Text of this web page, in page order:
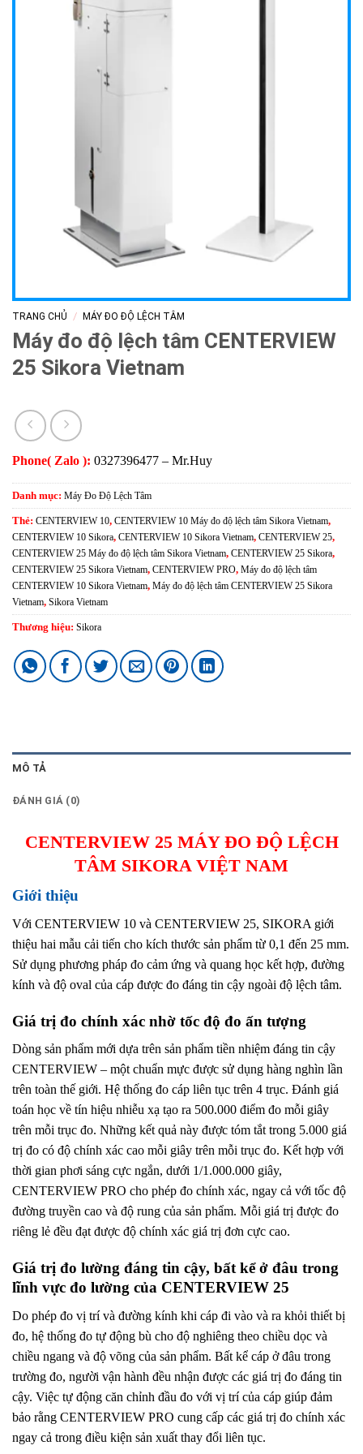
TRANG CHỦ / MÁY ĐO ĐỘ LỆCH TÂM
Máy đo độ lệch tâm CENTERVIEW
25 Sikora Vietnam
Phone( Zalo ): 0327396477 – Mr.Huy
Danh mục: Máy Đo Độ Lệch Tâm
Thẻ: CENTERVIEW 10, CENTERVIEW 10 Máy đo độ lệch tâm Sikora Vietnam,
CENTERVIEW 10 Sikora, CENTERVIEW 10 Sikora Vietnam, CENTERVIEW 25,
CENTERVIEW 25 Máy đo độ lệch tâm Sikora Vietnam, CENTERVIEW 25 Sikora,
CENTERVIEW 25 Sikora Vietnam, CENTERVIEW PRO, Máy đo độ lệch tâm
CENTERVIEW 10 Sikora Vietnam, Máy đo độ lệch tâm CENTERVIEW 25 Sikora
Vietnam, Sikora Vietnam
Thương hiệu: Sikora
MÔ TẢ
ĐÁNH GIÁ (0)
CENTERVIEW 25 MÁY ĐO ĐỘ LỆCH
TÂM SIKORA VIỆT NAM
Giới thiệu
Với CENTERVIEW 10 và CENTERVIEW 25, SIKORA giới
thiệu hai mẫu cải tiến cho kích thước sản phẩm từ 0,1 đến 25 mm.
Sử dụng phương pháp đo cảm ứng và quang học kết hợp, đường
kính và độ oval của cáp được đo đáng tin cậy ngoài độ lệch tâm.
Giá trị đo chính xác nhờ tốc độ đo ấn tượng
Dòng sản phẩm mới dựa trên sản phẩm tiền nhiệm đáng tin cậy
CENTERVIEW – một chuẩn mực được sử dụng hàng nghìn lần
trên toàn thế giới. Hệ thống đo cáp liên tục trên 4 trục. Đánh giá
toán học về tín hiệu nhiễu xạ tạo ra 500.000 điểm đo mỗi giây
trên mỗi trục đo. Những kết quả này được tóm tắt trong 5.000 giá
trị đo có độ chính xác cao mỗi giây trên mỗi trục đo. Kết hợp với
thời gian phơi sáng cực ngắn, dưới 1/1.000.000 giây,
CENTERVIEW PRO cho phép đo chính xác, ngay cả với tốc độ
đường truyền cao và độ rung của sản phẩm. Mỗi giá trị được đo
riêng lẻ đều đạt được độ chính xác giá trị đơn cực cao.
Giá trị đo lường đáng tin cậy, bất kể ở đâu trong
lĩnh vực đo lường của CENTERVIEW 25
Do phép đo vị trí và đường kính khi cáp đi vào và ra khỏi thiết bị
đo, hệ thống đo tự động bù cho độ nghiêng theo chiều dọc và
chiều ngang và độ võng của sản phẩm. Bất kể cáp ở đâu trong
trường đo, người vận hành đều nhận được các giá trị đo đáng tin
cậy. Việc tự động căn chỉnh đầu đo với vị trí của cáp giúp đảm
bảo rằng CENTERVIEW PRO cung cấp các giá trị đo chính xác
ngay cả trong điều kiện sản xuất thay đổi liên tục.